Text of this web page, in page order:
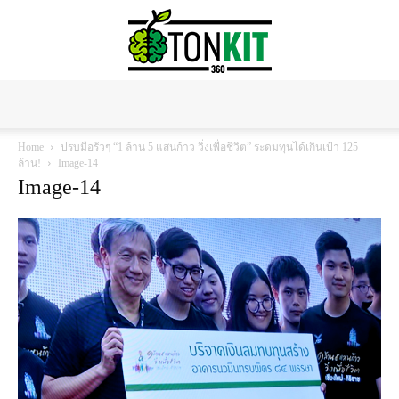
Home
ปรบมือรัวๆ “1 ล้าน 5 แสนก้าว วิ่งเพื่อชีวิต” ระดมทุนได้เกินเป้า 125
ล้าน!
Image-14
Image-14